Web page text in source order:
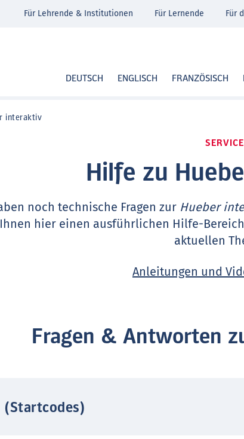
DEUTSCH ENGLISCH FRANZÖSISCH
Für Lehrende & Institutionen Für Lernende Für
interaktiv
SERVICE
Hilfe zu
noch technische Fragen zur Hueber
hier einen ausführlichen Hilfe-
aktuellen
Anleitungen und
Fragen & Antworten
(Startcodes)